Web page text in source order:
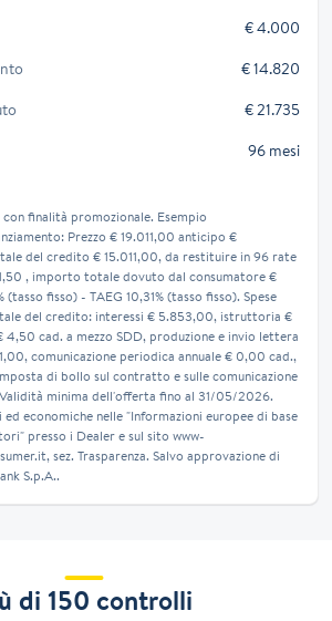
€ 4.000
€ 14.820
€ 21.735
96 mesi
finalità promozionale. Esempio
Prezzo € 19.011,00 anticipo €
del credito € 15.011,00, da restituire in 96 rate
, importo totale dovuto dal consumatore €
fisso) - TAEG 10,31% (tasso fisso). Spese
del credito: interessi € 5.853,00, istruttoria €
cad. a mezzo SDD, produzione e invio lettera
comunicazione periodica annuale € 0,00 cad.,
di bollo sul contratto e sulle comunicazione
minima dell'offerta fino al 31/05/2026.
economiche nelle "Informazioni europee di base
presso i Dealer e sul sito www-
sez. Trasparenza. Salvo approvazione di
S.p.A..
di 150 controlli